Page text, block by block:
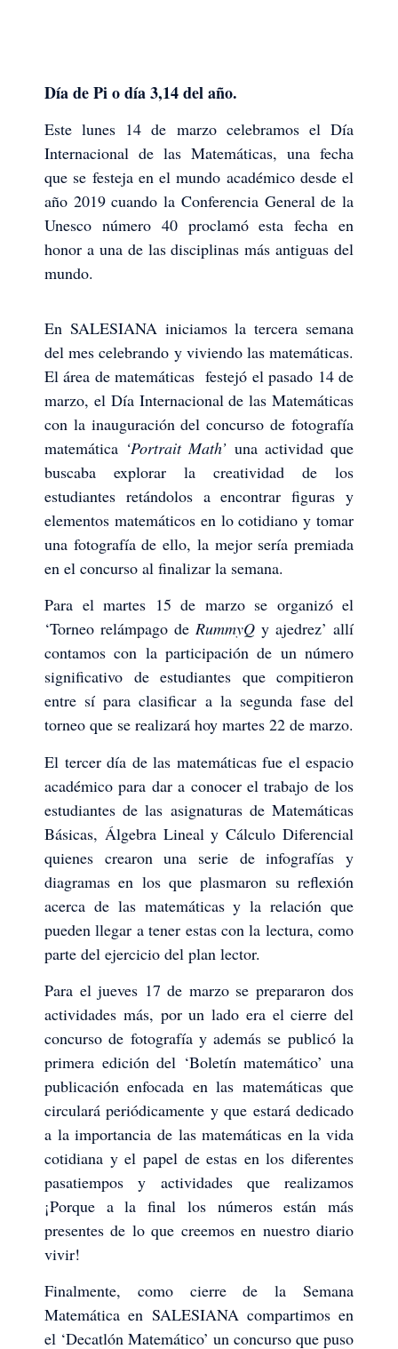
Día de Pi o día 3,14 del año.
Este lunes 14 de marzo celebramos el Día
Internacional de las Matemáticas, una fecha
que se festeja en el mundo académico desde el
año 2019 cuando la Conferencia General de la
Unesco número 40 proclamó esta fecha en
honor a una de las disciplinas más antiguas del
mundo.
En SALESIANA iniciamos la tercera semana
del mes celebrando y viviendo las matemáticas.
El área de matemáticas festejó el pasado 14 de
marzo, el Día Internacional de las Matemáticas
con la inauguración del concurso de fotografía
matemática ‘Portrait Math’ una actividad que
buscaba explorar la creatividad de los
estudiantes retándolos a encontrar figuras y
elementos matemáticos en lo cotidiano y tomar
una fotografía de ello, la mejor sería premiada
en el concurso al finalizar la semana.
Para el martes 15 de marzo se organizó el
‘Torneo relámpago de RummyQ y ajedrez’ allí
contamos con la participación de un número
significativo de estudiantes que compitieron
entre sí para clasificar a la segunda fase del
torneo que se realizará hoy martes 22 de marzo.
El tercer día de las matemáticas fue el espacio
académico para dar a conocer el trabajo de los
estudiantes de las asignaturas de Matemáticas
Básicas, Álgebra Lineal y Cálculo Diferencial
quienes crearon una serie de infografías y
diagramas en los que plasmaron su reflexión
acerca de las matemáticas y la relación que
pueden llegar a tener estas con la lectura, como
parte del ejercicio del plan lector.
Para el jueves 17 de marzo se prepararon dos
actividades más, por un lado era el cierre del
concurso de fotografía y además se publicó la
primera edición del ‘Boletín matemático’ una
publicación enfocada en las matemáticas que
circulará periódicamente y que estará dedicado
a la importancia de las matemáticas en la vida
cotidiana y el papel de estas en los diferentes
pasatiempos y actividades que realizamos
¡Porque a la final los números están más
presentes de lo que creemos en nuestro diario
vivir!
Finalmente, como cierre de la Semana
Matemática en SALESIANA compartimos en
el ‘Decatlón Matemático’ un concurso que puso